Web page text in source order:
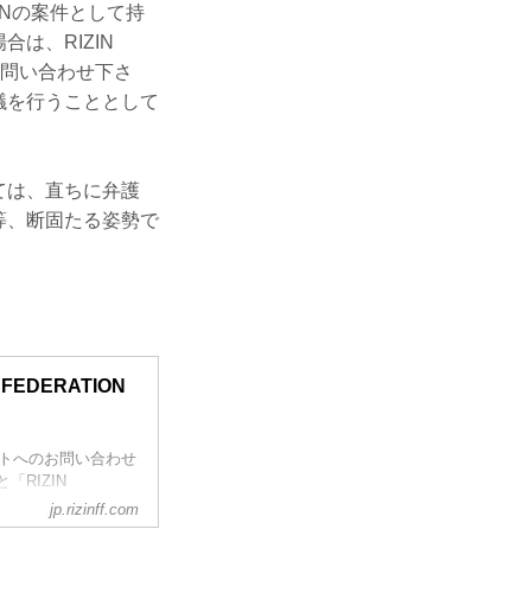
の案件として持
は、RIZIN
い合わせ下さ
行うこととして
、直ちに弁護
、断固たる姿勢で
へのお問い合わせ
「RIZIN
グ フェデレーシ
jp.rizinff.com